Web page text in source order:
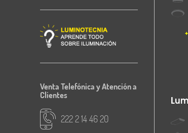
Venta Telefónica y Atención a
Clientes
222 2 14 46 20